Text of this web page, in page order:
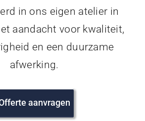
in ons eigen atelier in
aandacht voor kwaliteit,
en een duurzame
afwerking.
aanvragen